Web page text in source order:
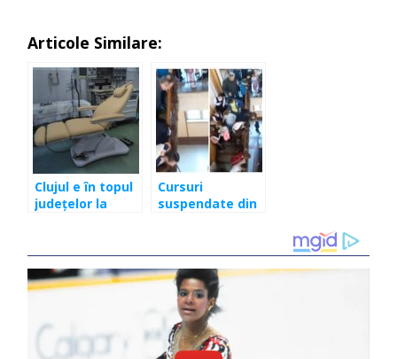
Articole Similare:
Clujul e în topul
județelor la
Cursuri
suspendate din
sunt afectate